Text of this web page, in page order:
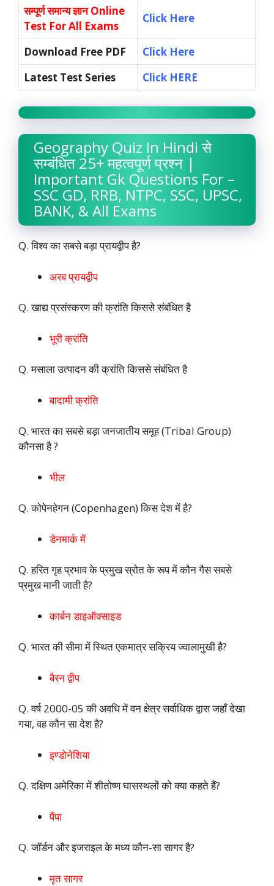
सम्पूर्ण समान्य ज्ञानOnline
Test For All Exams
Click Here
Download Free PDF
Click Here
Latest Test Series
Click HERE
Geography Quiz In Hindi से
सम्बंधित 25+ महत्वपूर्ण प्रश्न |
Important Gk Questions For –
SSC GD, RRB, NTPC, SSC, UPSC,
BANK, & All Exams
Q. विश्व का सबसे बड़ा प्रायद्वीप है?
अरब प्रायद्वीप
Q. खाद्य प्रसंस्करण की क्रांति किससे संबंधित है
भूरी क्रांति
Q. मसाला उत्पादन की क्रांति किससे संबंधित है
बादामी क्रांति
Q. भारत का सबसे बड़ा जनजातीय समूह (Tribal Group)
कौनसा है ?
भील
Q. कोपेनहेगन (Copenhagen) किस देश में है?
डेनमार्क में
Q. हरित गृह प्रभाव के प्रमुख स्रोत के रूप में कौन गैस सबसे
प्रमुख मानी जाती है?
कार्बन डाइऑक्साइड
Q. भारत की सीमा में स्थित एकमात्र सक्रिय ज्वालामुखी है?
बैरन द्वीप
Q. वर्ष 2000-05 की अवधि में वन क्षेत्र सर्वाधिक द्वास जहाँ देखा
गया, वह कौन सा देश है?
इण्डोनेशिया
Q. दक्षिण अमेरिका में शीतोष्ण घासस्थलों को क्या कहते हैं?
पैंपा
Q. जॉर्डन और इजराइल के मध्य कौन-सा सागर है?
मृत सागर